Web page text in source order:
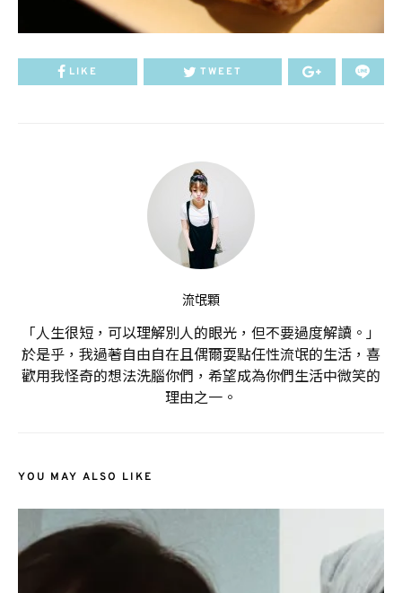
LIKE TWEET
流氓顆
「人生很短，可以理解別人的眼光，但不要過度解讀。」
於是乎，我過著自由自在且偶爾耍點任性流氓的生活，喜
歡用我怪奇的想法洗腦你們，希望成為你們生活中微笑的
理由之一。
YOU MAY ALSO LIKE